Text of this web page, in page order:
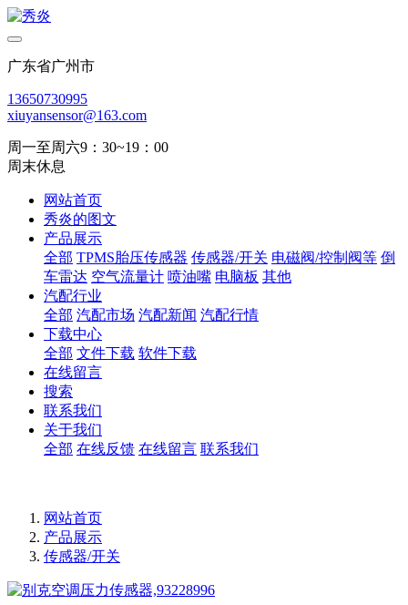
广东省广州市
13650730995
xiuyansensor@163.com
周一至周六9：30~19：00
周末休息
网站首页
秀炎的图文
产品展示
全部 TPMS胎压传感器 传感器/开关 电磁阀/控制阀等 倒
车雷达 空气流量计 喷油嘴 电脑板 其他
汽配行业
全部 汽配市场 汽配新闻 汽配行情
下载中心
全部 文件下载 软件下载
在线留言
搜索
联系我们
关于我们
全部 在线反馈 在线留言 联系我们
网站首页
产品展示
传感器/开关